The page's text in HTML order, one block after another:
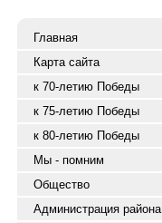
Главная
Карта сайта
к 70-летию Победы
к 75-летию Победы
к 80-летию Победы
Мы - помним
Общество
Администрация района